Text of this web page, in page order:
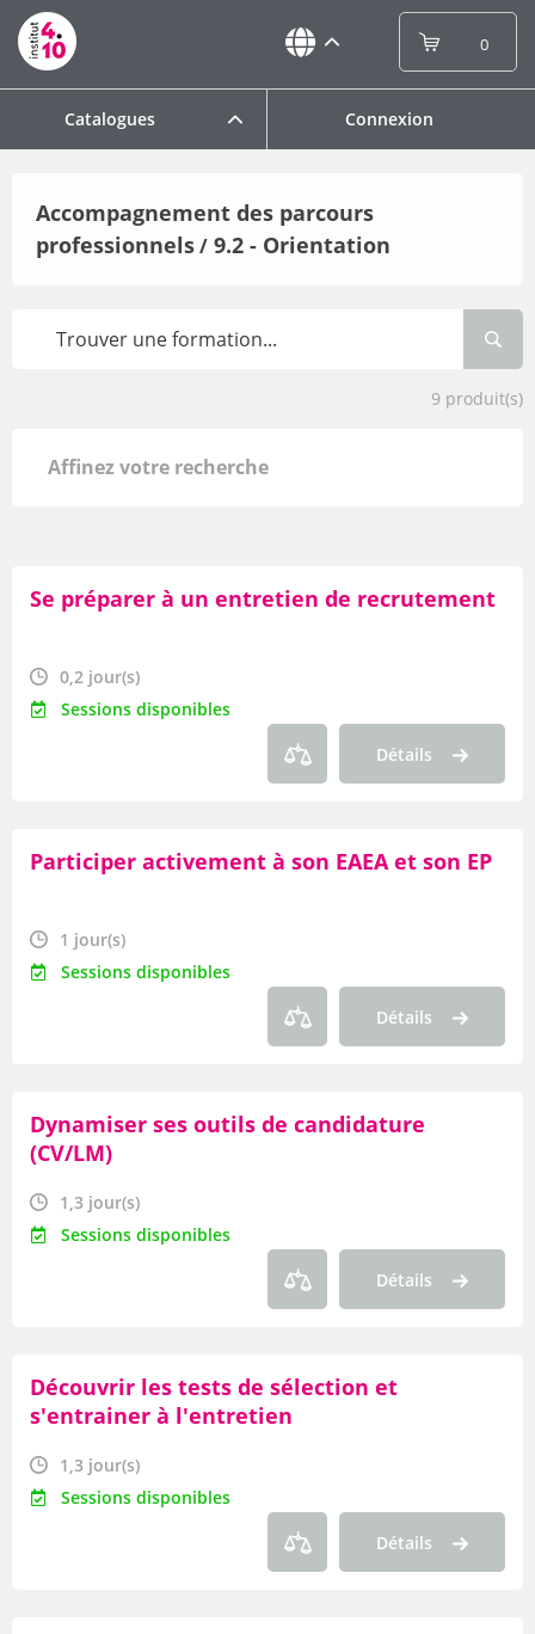
Catalogues Connexion
0
Accompagnement des parcours
professionnels/ 9.2 - Orientation
9 produit(s)
Affinez votre recherche
Par date
Par thème
Par type de produit
Par modalité
Se préparer à un entretien de recrutement
0,2 jour(s)
Sessions disponibles
Détails
Participer activement à son EAEA et son EP
1 jour(s)
Sessions disponibles
Détails
Dynamiser ses outils de candidature
(CV/LM)
1,3 jour(s)
Sessions disponibles
Détails
Découvrir les tests de sélection et
s'entrainer à l'entretien
1,3 jour(s)
Sessions disponibles
Détails